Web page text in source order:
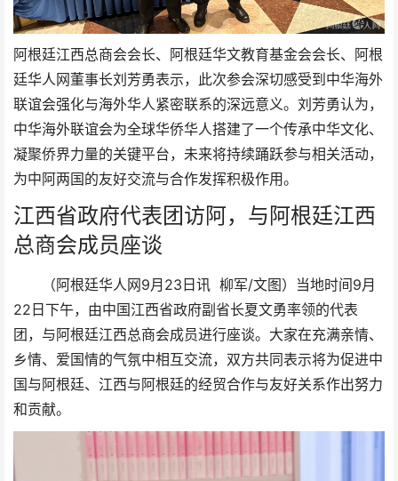
阿根廷江西总商会会长、阿根廷华文教育基金会会长、阿根
廷华人网董事长刘芳勇表示，此次参会深切感受到中华海外
联谊会强化与海外华人紧密联系的深远意义。刘芳勇认为，
中华海外联谊会为全球华侨华人搭建了一个传承中华文化、
凝聚侨界力量的关键平台，未来将持续踊跃参与相关活动，
为中阿两国的友好交流与合作发挥积极作用。
江西省政府代表团访阿，与阿根廷江西
总商会成员座谈
（阿根廷华人网9月23日讯 柳军/文图）当地时间9月
22日下午，由中国江西省政府副省长夏文勇率领的代表
团，与阿根廷江西总商会成员进行座谈。大家在充满亲情、
乡情、爱国情的气氛中相互交流，双方共同表示将为促进中
国与阿根廷、江西与阿根廷的经贸合作与友好关系作出努力
和贡献。